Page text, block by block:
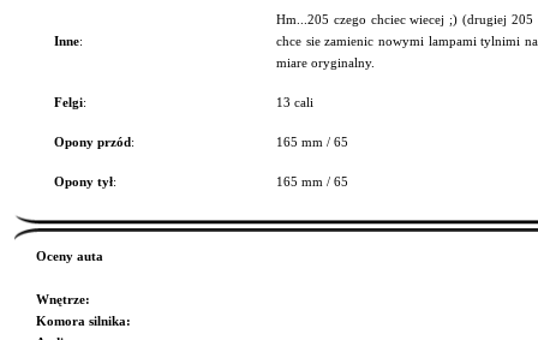
Inne:
Hm...205 czego chciec wiecej ;) (drugiej
chce sie zamienic nowymi lampami tylnimi
miare oryginalny.
Felgi: 13 cali
Opony przód: 165 mm / 65
Opony tył: 165 mm / 65
Oceny auta
Wnętrze:
Komora silnika: